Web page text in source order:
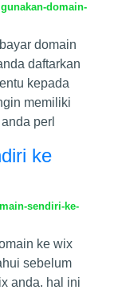
domain-
domain
daftarkan
kepada
memiliki
perl
ke
sendiri-ke-
ke wix
sebelum
anda. hal ini